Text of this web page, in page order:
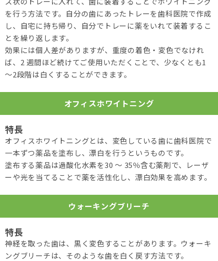
を行う方法です。自分の歯にあったトレーを歯科医院で作成
し、自宅に持ち帰り、自分でトレーに薬をいれて装着するこ
とを繰り返します。
効果には個人差がありますが、重度の着色・変色でなけれ
ば、2 週間ほど続けてご使用いただくことで、少なくとも1
～2段階は白くすることができます。
オフィスホワイトニング
オフィスホワイトニングとは、変色している歯に歯科医院で
一本ずつ薬品を塗布し、漂白を行うというものです。
塗布する薬品は過酸化水素を30 ～ 35％含む薬剤で、レーザ
ーや光を当てることで薬を活性化し、漂白効果を高めます。
ウォーキングブリーチ
神経を取った歯は、黒く変色することがあります。ウォーキ
ングブリーチは、そのような歯を白く戻す方法です。